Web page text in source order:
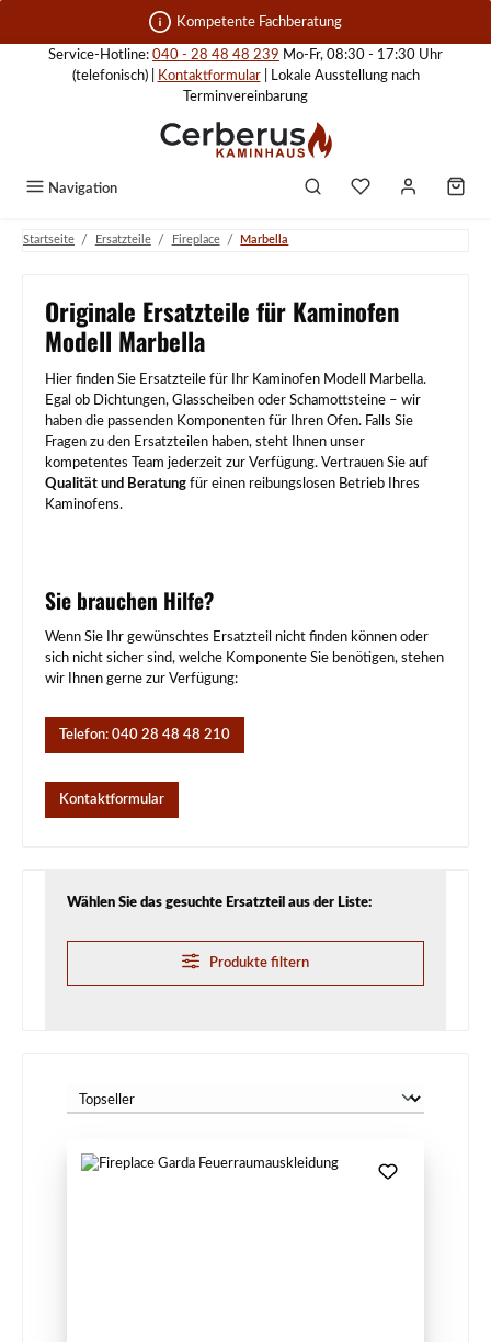
Zum Hauptinhalt springen Kompetente Fachberatung
Service-Hotline: 040 - 28 48 48 239 Mo-Fr, 08:30 - 17:30 Uhr
(telefonisch) |
Kontaktformular| Lokale Ausstellung nach
Terminvereinbarung
Navigation
Startseite / Ersatzteile / Fireplace / Marbella
Originale Ersatzteile für Kaminofen
Modell Marbella
Hier finden Sie Ersatzteile für Ihr Kaminofen Modell Marbella.
Egal ob Dichtungen, Glasscheiben oder Schamottsteine – wir
haben die passenden Komponenten für Ihren Ofen. Falls Sie
Fragen zu den Ersatzteilen haben, steht Ihnen unser
kompetentes Team jederzeit zur Verfügung. Vertrauen Sie auf
Qualität und Beratung für einen reibungslosen Betrieb Ihres
Kaminofens.
Sie brauchen Hilfe?
Wenn Sie Ihr gewünschtes Ersatzteil nicht finden können oder
sich nicht sicher sind, welche Komponente Sie benötigen, stehen
wir Ihnen gerne zur Verfügung:
Telefon: 040 28 48 48 210
Kontaktformular
Wählen Sie das gesuchte Ersatzteil aus der Liste:
Produkte filtern